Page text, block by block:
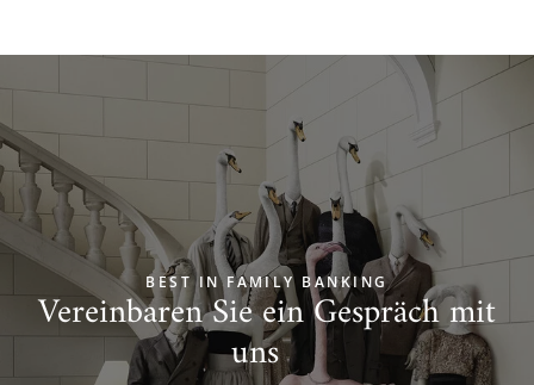
BEST IN FAMILY BANKING
Vereinbaren Sie ein Gespräch mit
uns